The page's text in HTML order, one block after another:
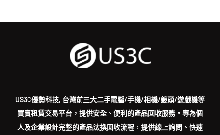
買賣租賃交易平台，提供安全、便利的產品回收服務。專為個
人及企業設計完整的產品汰換回收流程，提供線上詢問、快速
報價與市區收購服務。對於全新或二手3C產品需求的個人與企